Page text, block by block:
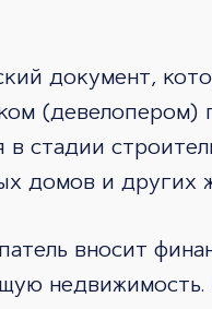
документ,
(девелопером)
стадии
домов и других
вносит
недвижимость.